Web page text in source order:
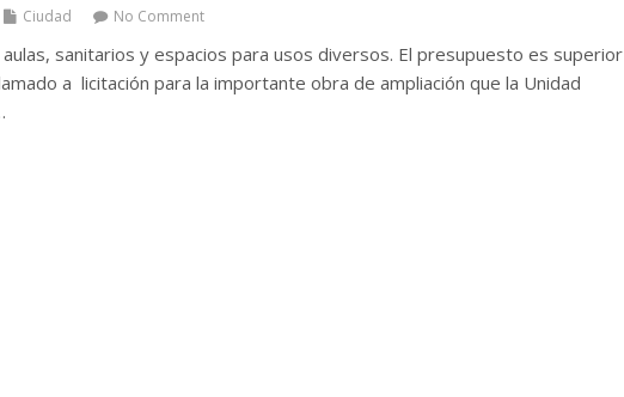
Ciudad No Comment
sanitarios y espacios para usos diversos. El presupuesto es superior
a licitación para la importante obra de ampliación que la Unidad